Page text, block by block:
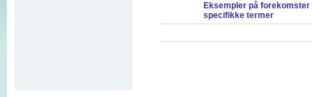
Eksempler på forekomster
specifikke termer